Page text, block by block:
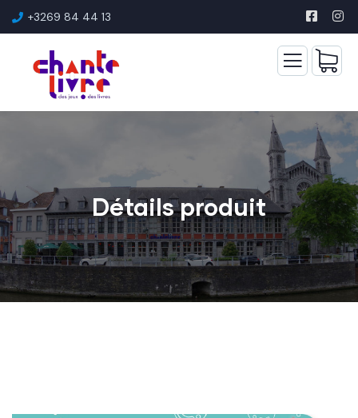
+3269 84 44 13
Détails produit